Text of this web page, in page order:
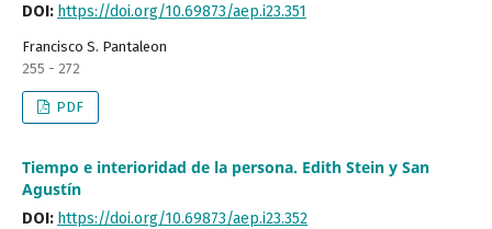
DOI: https://doi.org/10.69873/aep.i23.351
Francisco S. Pantaleon
255 - 272
PDF
Tiempo e interioridad de la persona. Edith Stein y San
Agustín
DOI: https://doi.org/10.69873/aep.i23.352